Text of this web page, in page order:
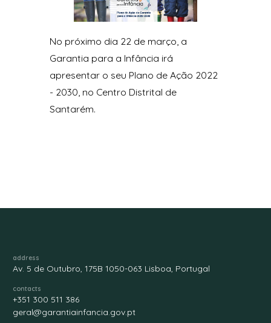
No próximo dia 22 de março, a
Garantia para a Infância irá
apresentar o seu Plano de Ação 2022
- 2030, no Centro Distrital de
Santarém.
address
Av. 5 de Outubro, 175B 1050-063 Lisboa, Portugal
contacts
+351 300 511 386
geral@garantiainfancia.gov.pt